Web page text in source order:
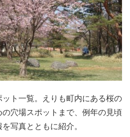
ト一覧。えりも町内にある桜の
穴場スポットまで、例年の見頃
写真とともに紹介。